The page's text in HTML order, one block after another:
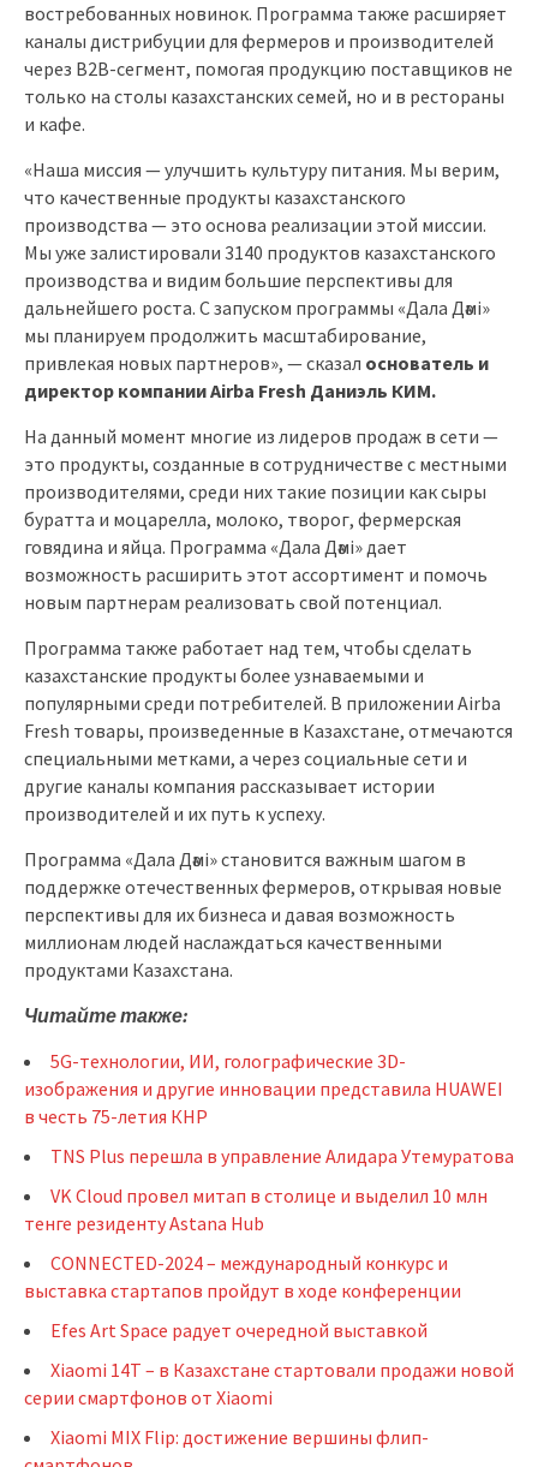
востребованных новинок. Программа также расширяет
каналы дистрибуции для фермеров и производителей
через B2B-сегмент, помогая продукцию поставщиков не
только на столы казахстанских семей, но и в рестораны
и кафе.
«Наша миссия — улучшить культуру питания. Мы верим,
что качественные продукты казахстанского
производства — это основа реализации этой миссии.
Мы уже залистировали 3140 продуктов казахстанского
производства и видим большие перспективы для
дальнейшего роста. С запуском программы «Дала Дәмi»
мы планируем продолжить масштабирование,
привлекая новых партнеров», — сказал основатель и
директор компании Airba Fresh Даниэль КИМ.
На данный момент многие из лидеров продаж в сети —
это продукты, созданные в сотрудничестве с местными
производителями, среди них такие позиции как сыры
буратта и моцарелла, молоко, творог, фермерская
говядина и яйца. Программа «Дала Дәмi» дает
возможность расширить этот ассортимент и помочь
новым партнерам реализовать свой потенциал.
Программа также работает над тем, чтобы сделать
казахстанские продукты более узнаваемыми и
популярными среди потребителей. В приложении Airba
Fresh товары, произведенные в Казахстане, отмечаются
специальными метками, а через социальные сети и
другие каналы компания рассказывает истории
производителей и их путь к успеху.
Программа «Дала Дәмi» становится важным шагом в
поддержке отечественных фермеров, открывая новые
перспективы для их бизнеса и давая возможность
миллионам людей наслаждаться качественными
продуктами Казахстана.
Читайте также:
5G-технологии, ИИ, голографические 3D-
изображения и другие инновации представила HUAWEI
в честь 75-летия КНР
TNS Plus перешла в управление Алидара Утемуратова
VK Cloud провел митап в столице и выделил 10 млн
тенге резиденту Astana Hub
CONNECTED-2024 – международный конкурс и
выставка стартапов пройдут в ходе конференции
Efes Art Space радует очередной выставкой
Xiaomi 14T – в Казахстане стартовали продажи новой
серии смартфонов от Xiaomi
Xiaomi MIX Flip: достижение вершины флип-